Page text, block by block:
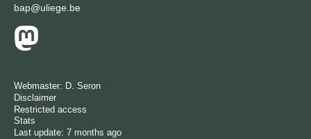
bap@uliege.be
Webmaster: D. Seron
Disclaimer
Restricted access
Stats
Last update: 7 months ago